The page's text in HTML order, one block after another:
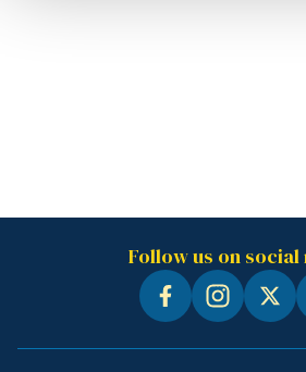
Follow us on social